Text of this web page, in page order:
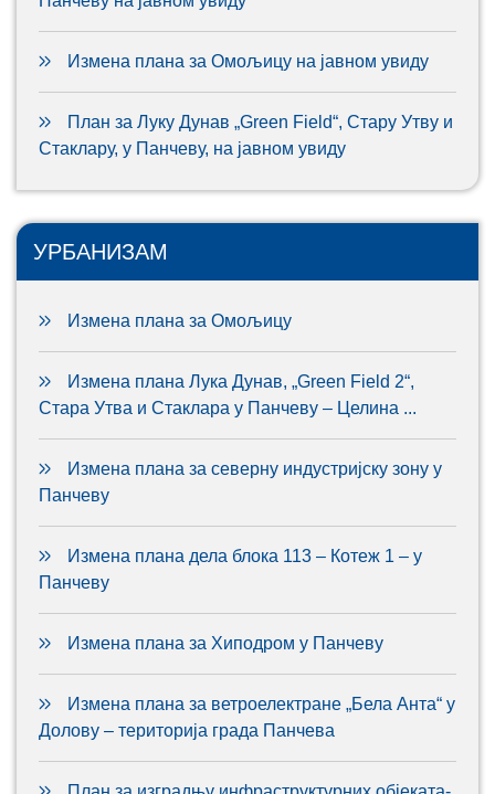
Измена плана за Омољицу на јавном увиду
План за Луку Дунав „Green Field“, Стару Утву и
Стаклару, у Панчеву, на јавном увиду
УРБАНИЗАМ
Измена плана за Омољицу
Измена плана Лука Дунав, „Green Field 2“,
Стара Утва и Стаклара у Панчеву – Целина ...
Измена плана за северну индустријску зону у
Панчеву
Измена плана дела блока 113 – Котеж 1 – у
Панчеву
Измена плана за Хиподром у Панчеву
Измена плана за ветроелектране „Бела Анта“ у
Долову – територија града Панчева